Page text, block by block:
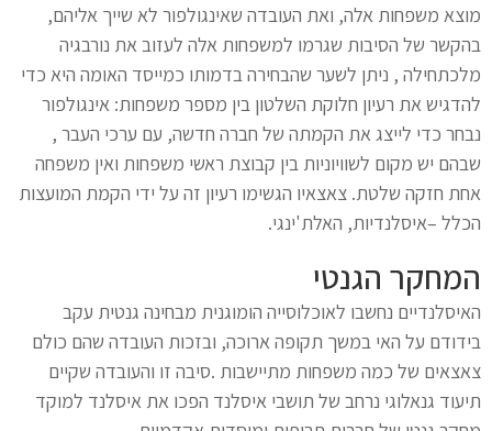
מוצא משפחות אלה, ואת העובדה שאינגולפור לא שייך אליהם,
בהקשר של הסיבות שגרמו למשפחות אלה לעזוב את נורבגיה
מלכתחילה , ניתן לשער שהבחירה בדמותו כמייסד האומה היא כדי
להדגיש את רעיון חלוקת השלטון בין מספר משפחות: אינגולפור
נבחר כדי לייצג את הקמתה של חברה חדשה, עם ערכי העבר ,
שבהם יש מקום לשוויוניות בין קבוצת ראשי משפחות ואין משפחה
אחת חזקה שלטת. צאצאיו הגשימו רעיון זה על ידי הקמת המועצות
הכלל –איסלנדיות, האלת'ינגי.
המחקר הגנטי
האיסלנדיים נחשבו לאוכלוסייה הומוגנית מבחינה גנטית עקב
בידודם על האי במשך תקופה ארוכה, ובזכות העובדה שהם כולם
צאצאים של כמה משפחות מתיישבות .סיבה זו והעובדה שקיים
תיעוד גנאלוגי נרחב של תושבי איסלנד הפכו את איסלנד למוקד